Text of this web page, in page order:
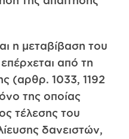
η μεταβίβαση του
από τη
(αρθρ. 1033, 1192
της οποίας
τέλεσης του
δανειστών,